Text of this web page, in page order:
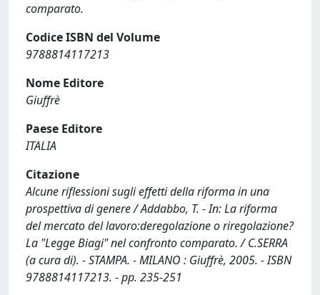
comparato.
Codice ISBN del Volume
9788814117213
Nome Editore
Giuffrè
Paese Editore
ITALIA
Citazione
Alcune riflessioni sugli effetti della riforma in una
prospettiva di genere / Addabbo, T. - In: La riforma
del mercato del lavoro:deregolazione o riregolazione?
La "Legge Biagi" nel confronto comparato. / C.SERRA
(a cura di). - STAMPA. - MILANO : Giuffrè, 2005. - ISBN
9788814117213. - pp. 235-251